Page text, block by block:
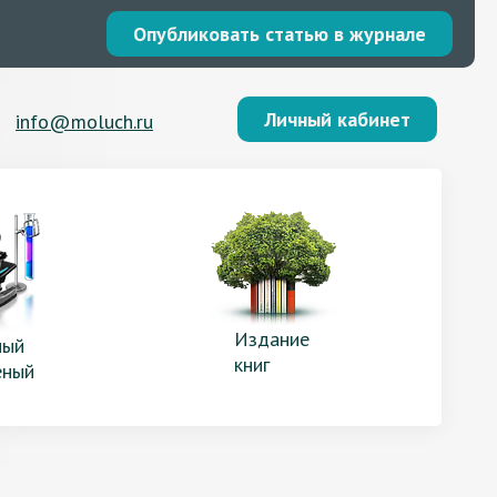
Опубликовать статью в журнале
info@moluch.ru Личный кабинет
Издание
книг